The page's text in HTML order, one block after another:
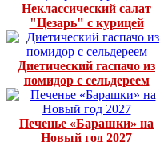
Неклассический салат
"Цезарь" с курицей
Диетический гаспачо из
помидор с сельдереем
Печенье «Барашки» на
Новый год 2027